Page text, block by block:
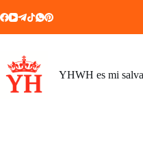
al
YHWH es mi